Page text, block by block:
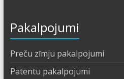
Pakalpojumi
Preču zīmju pakalpojumi
Patentu pakalpojumi